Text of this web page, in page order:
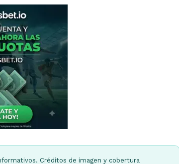
Créditos de imagen y cobertura